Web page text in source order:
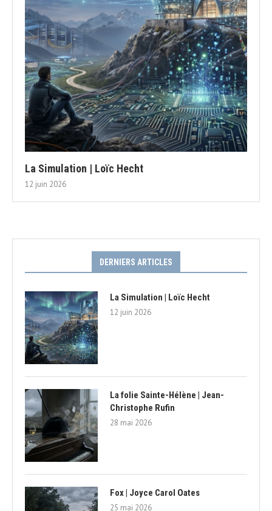
La Simulation | Loïc Hecht
12 juin 2026
DERNIERS ARTICLES
La Simulation | Loïc Hecht
12 juin 2026
La folie Sainte-Hélène | Jean-
Christophe Rufin
28 mai 2026
Fox | Joyce Carol Oates
25 mai 2026